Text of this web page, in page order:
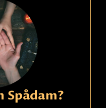
Spådam?